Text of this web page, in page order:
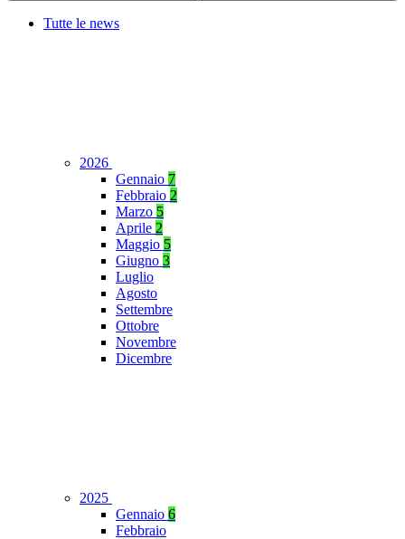
Tutte le news
2026
Gennaio 7
Febbraio 2
Marzo 5
Aprile 2
Maggio 5
Giugno 3
Luglio
Agosto
Settembre
Ottobre
Novembre
Dicembre
2025
Gennaio 6
Febbraio